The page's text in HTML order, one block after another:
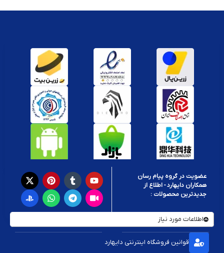
عضویت در گروه پیام رسان
همکاران دایهارد - اطلاع از
جدیدترین محصولات :
اطلاعات مورد نیاز
قوانین فروشگاه اینترنتی دایهارد